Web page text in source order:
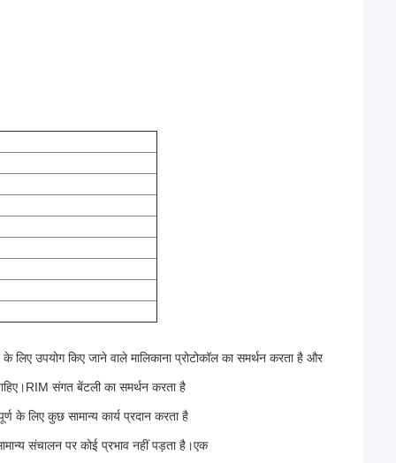
उपयोग किए जाने वाले मालिकाना प्रोटोकॉल का समर्थन करता है और
संगत बेंटली का समर्थन करता है
के लिए कुछ सामान्य कार्य प्रदान करता है
संचालन पर कोई प्रभाव नहीं पड़ता है।एक